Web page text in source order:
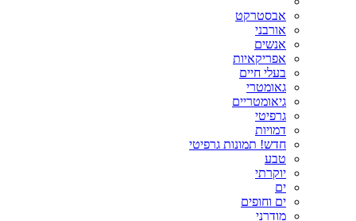
אבסטרקט
אורבני
אנשים
אפריקאיות
בעלי חיים
גאומטרי
גיאומטריים
גרפיטי
דמויות
חדש! תמונות גרפיטי
טבע
יוקרתי
ים
ים וחופים
מודרני